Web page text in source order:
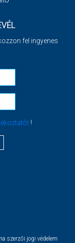
fel ingyenes
!
szerzői jogi védelem